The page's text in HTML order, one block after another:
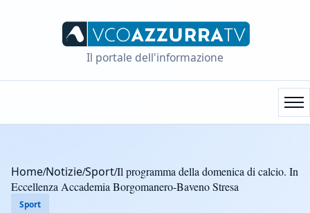
Il portale dell'informazione
Home/Notizie/Sport/Il programma della domenica di calcio. In
Eccellenza Accademia Borgomanero-Baveno Stresa
Sport